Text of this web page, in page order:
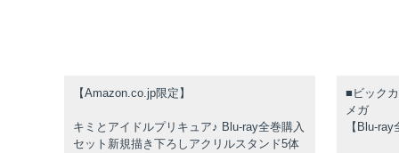
【Amazon.co.jp限定】
キミとアイドルプリキュア♪ Blu-ray全巻購入
セット新規描き下ろしアクリルスタンド5体
■ビック
メガ
【Blu-